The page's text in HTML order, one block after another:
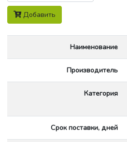
Добавить
Наименование
Производитель
Категория
Срок поставки, дней